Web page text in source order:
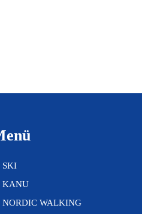
SKI
KANU
NORDIC WALKING